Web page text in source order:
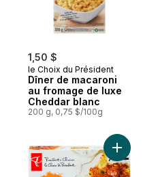
1,50 $
le Choix du Président
Dîner de macaroni
au fromage de luxe
Cheddar blanc
200 g, 0,75 $/100g